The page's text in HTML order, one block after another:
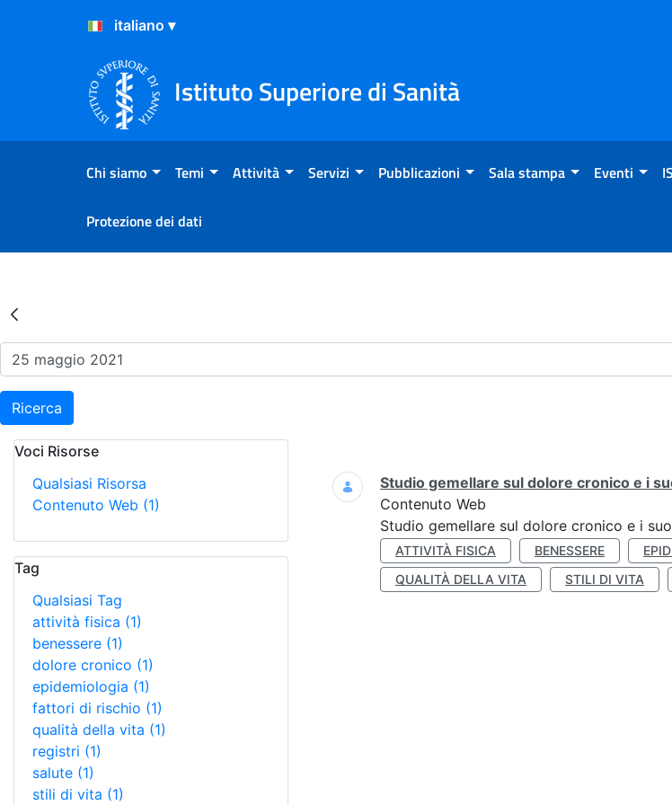
Salta al Contenuto
Salta al Footer
Istituto Superiore di Sanità
Chi siamo Temi Attività Servizi Pubblicazioni Sala stampa Eventi
Protezione dei dati
Risultati della Ricerca - Eventi
Ricerca
Voci Risorse
Qualsiasi Risorsa
Contenuto Web (1)
Tag
Qualsiasi Tag
attività fisica (1)
benessere (1)
dolore cronico (1)
epidemiologia (1)
fattori di rischio (1)
qualità della vita (1)
registri (1)
salute (1)
stili di vita (1)
Ricerca
Studio gemellare sul dolore cronico e i
Contenuto Web
Studio gemellare sul dolore cronico e i
ATTIVITÀ FISICA BENESSERE
QUALITÀ DELLA VITA
STILI DI VITA